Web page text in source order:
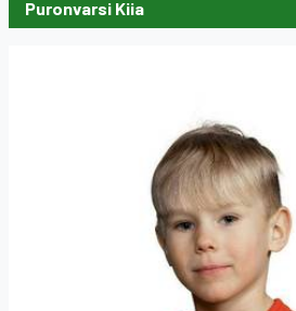
Puronvarsi Kiia